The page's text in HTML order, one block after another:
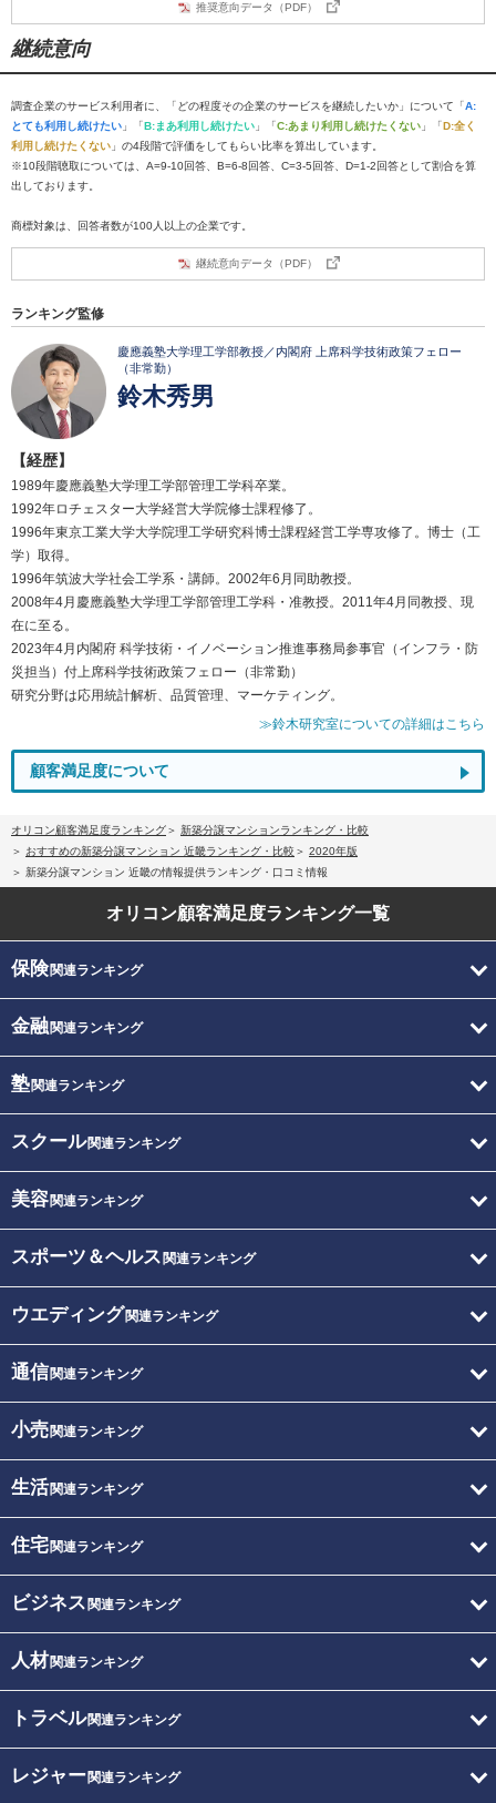
推奨意向データ（PDF）
継続意向
調査企業のサービス利用者に、「どの程度その企業のサービスを継続したいか」について「A:
とても利用し続けたい 」「B:まあ利用し続けたい 」「C:あまり利用し続けたくない 」「D:全く
利用し続けたくない 」の4段階で評価をしてもらい比率を算出しています。
※10段階聴取については、A=9-10回答、B=6-8回答、C=3-5回答、D=1-2回答として割合を算
出しております。
商標対象は、回答者数が100人以上の企業です。
継続意向データ（PDF）
ランキング監修
慶應義塾大学理工学部教授／内閣府 上席科学技術政策フェロー
（非常勤）
鈴木秀男
【経歴】
1989年慶應義塾大学理工学部管理工学科卒業。
1992年ロチェスター大学経営大学院修士課程修了。
1996年東京工業大学大学院理工学研究科博士課程経営工学専攻修了。博士（工
学）取得。
1996年筑波大学社会工学系・講師。2002年6月同助教授。
2008年4月慶應義塾大学理工学部管理工学科・准教授。2011年4月同教授、現
在に至る。
2023年4月内閣府 科学技術・イノベーション推進事務局参事官（インフラ・防
災担当）付上席科学技術政策フェロー（非常勤）
研究分野は応用統計解析、品質管理、マーケティング。
≫鈴木研究室についての詳細はこちら
顧客満足度について
オリコン顧客満足度ランキング
新築分譲マンションランキング・比較
おすすめの新築分譲マンション 近畿ランキング・比較
2020年版
新築分譲マンション 近畿の情報提供ランキング・口コミ情報
オリコン顧客満足度ランキング一覧
保険関連ランキング
金融関連ランキング
塾関連ランキング
スクール関連ランキング
美容関連ランキング
スポーツ＆ヘルス 関連ランキング
ウエディング関連ランキング
通信関連ランキング
小売関連ランキング
生活関連ランキング
住宅関連ランキング
ビジネス 関連ランキング
人材関連ランキング
トラベル関連ランキング
レジャー関連ランキング